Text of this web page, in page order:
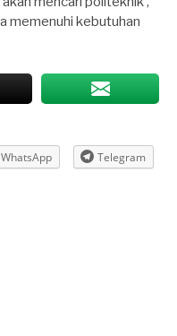
memenuhi kebutuhan
WhatsApp Telegram